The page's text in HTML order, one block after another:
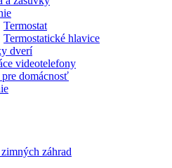
Termostat
Termostatické hlavice
dverí
videotelefony
domácnosť
záhrad